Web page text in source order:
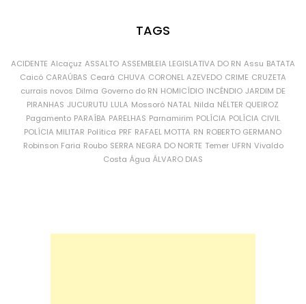
TAGS
ACIDENTE Alcaçuz ASSALTO ASSEMBLEIA LEGISLATIVA DO RN Assu BATATA
Caicó CARAÚBAS Ceará CHUVA CORONEL AZEVEDO CRIME CRUZETA
currais novos Dilma Governo do RN HOMICÍDIO INCÊNDIO JARDIM DE
PIRANHAS JUCURUTU LULA Mossoró NATAL Nilda NÉLTER QUEIROZ
Pagamento PARAÍBA PARELHAS Parnamirim POLÍCIA POLÍCIA CIVIL
POLÍCIA MILITAR Política PRF RAFAEL MOTTA RN ROBERTO GERMANO
Robinson Faria Roubo SERRA NEGRA DO NORTE Temer UFRN Vivaldo
Costa Água ÁLVARO DIAS